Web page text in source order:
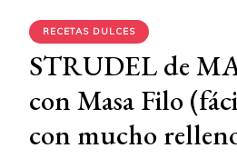
RECETAS DULCES
STRUDEL de
con Masa Filo
con mucho